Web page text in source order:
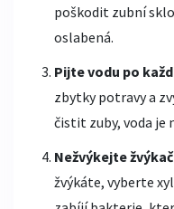
poškodit zubní
oslabená.
Pijte vodu po
zbytky potravy a
čistit zuby, voda je
Nežvýkejte
žvýkáte, vyberte